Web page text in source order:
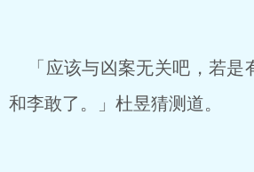
「应该与凶案无关吧，若是
和李敢了。」杜昱猜测道。